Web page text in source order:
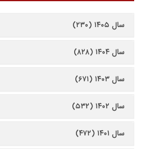
سال ۱۴۰۵ (۲۳۰)
سال ۱۴۰۴ (۸۲۸)
سال ۱۴۰۳ (۶۷۱)
سال ۱۴۰۲ (۵۳۲)
سال ۱۴۰۱ (۴۷۲)